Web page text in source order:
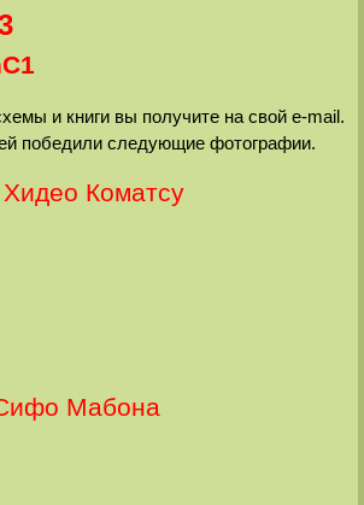
и книги вы получите на свой e-mail.
победили следующие фотографии.
Коматсу
Мабона